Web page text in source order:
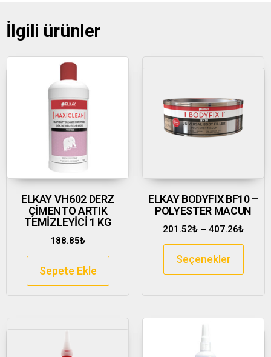
İlgili ürünler
ELKAY VH602 DERZ
ÇİMENTO ARTIK
TEMİZLEYİCİ 1 KG
188.85₺
Sepete Ekle
ELKAY BODYFIX BF10 –
POLYESTER MACUN
201.52₺ – 407.26₺
Seçenekler